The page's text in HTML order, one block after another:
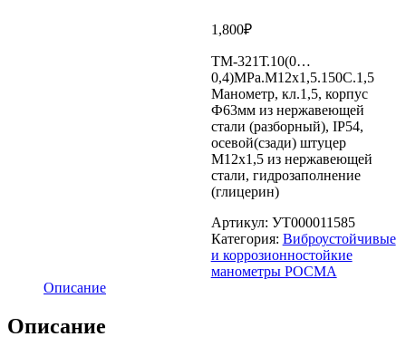
1,800₽
ТМ-321Т.10(0…
0,4)MPa.М12х1,5.150С.1,5
Манометр, кл.1,5, корпус
Ф63мм из нержавеющей
стали (разборный), IP54,
осевой(сзади) штуцер
М12х1,5 из нержавеющей
стали, гидрозаполнение
(глицерин)
Артикул: УТ000011585
Категория: Виброустойчивые
и коррозионностойкие
манометры РОСМА
Описание
Описание